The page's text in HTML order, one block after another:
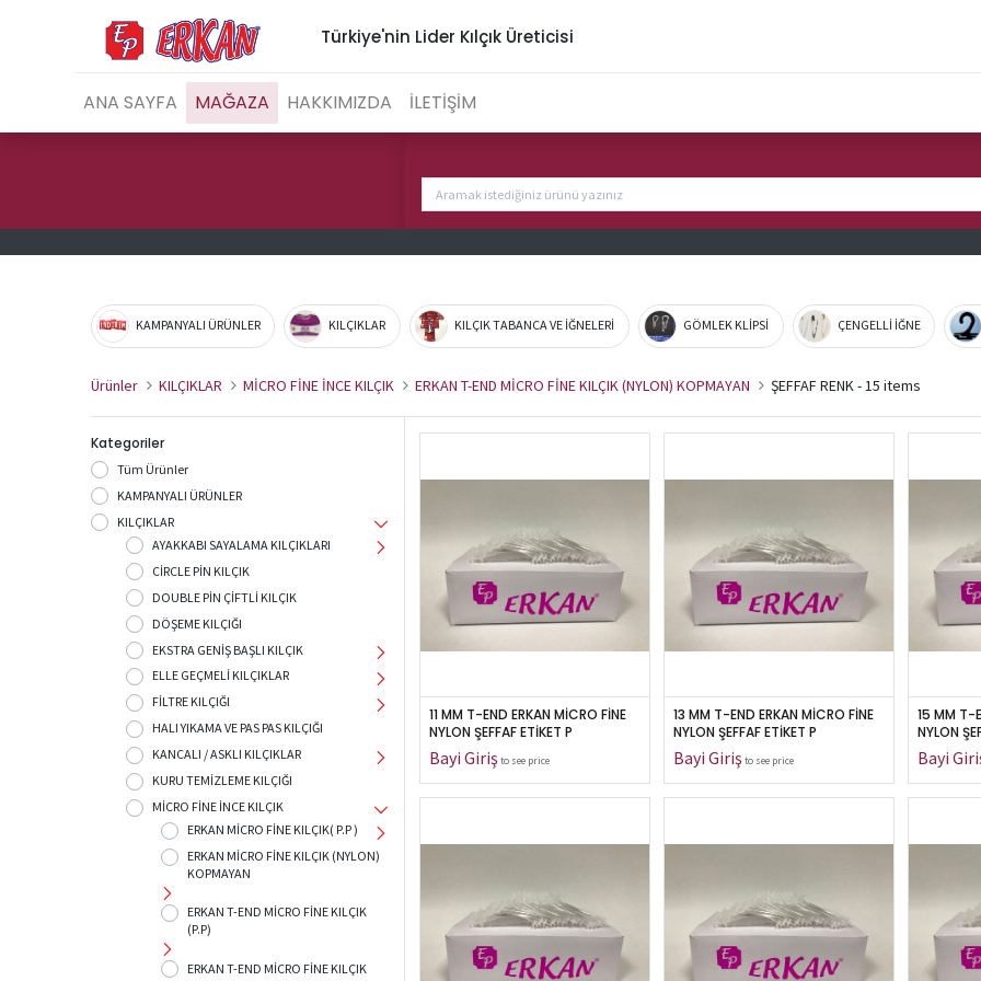
Türkiye'nin Lider Kılçık Üreticisi
ANA SAYFA MAĞAZA HAKKIMIZDA İLETİŞİM
KAMPANYALI ÜRÜNLER KILÇIKLAR KILÇIK TABANCA VE İĞNELERİ GÖMLEK KLİPSİ ÇENGELLİ İĞNE
Ürünler KILÇIKLAR MİCRO FİNE İNCE KILÇIK ERKAN T-END MİCRO FİNE KILÇIK (NYLON) KOPMAYAN ŞEFFAF RENK- 15 items
Kategoriler
Tüm Ürünler
KAMPANYALI ÜRÜNLER
KILÇIKLAR
AYAKKABI SAYALAMA KILÇIKLARI
CİRCLE PİN KILÇIK
DOUBLE PİN ÇİFTLİ KILÇIK
DÖŞEME KILÇIĞI
EKSTRA GENİŞ BAŞLI KILÇIK
ELLE GEÇMELİ KILÇIKLAR
FİLTRE KILÇIĞI
HALI YIKAMA VE PAS PAS KILÇIĞI
KANCALI / ASKLI KILÇIKLAR
KURU TEMİZLEME KILÇIĞI
MİCRO FİNE İNCE KILÇIK
ERKAN MİCRO FİNE KILÇIK( P.P )
ERKAN MİCRO FİNE KILÇIK (NYLON)
KOPMAYAN
ERKAN T-END MİCRO FİNE KILÇIK
(P.P)
ERKAN T-END MİCRO FİNE KILÇIK
11 MM T-END ERKAN MİCRO FİNE
NYLON ŞEFFAF ETİKET P
to see price
13 MM T-END ERKAN MİCRO FİNE
NYLON ŞEFFAF ETİKET P
to see price
15 MM T-
NYLON
ERKAN PLASTİK
Türkiye'nin tek Kılçık üreticisi
ÖMERLİ MAH. ELEKTRO 2000 SAN. SİT. NO:1/17 HADIMKÖY-İSTANBUL